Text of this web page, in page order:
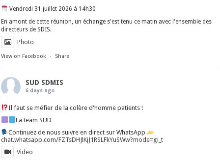
Vendredi 31 juillet 2026 à 14h30
En amont de cette réunion, un échange s'est tenu ce matin avec l'ensemble des
directeurs de SDIS.
Photo
View on Facebook · Share
SUD SDMIS
6 days ago
Il faut se méfier de la colère d'homme patients !
La team SUD
Continuez de nous suivre en direct sur WhatsApp
chat.whatsapp.com/FZTsDHJlKjJ1RSLFkYuSWw?mode=gi_t
Video